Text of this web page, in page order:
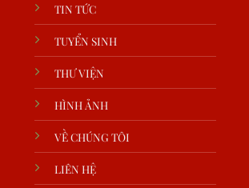
TIN TỨC
TUYỂN SINH
THƯ VIỆN
HÌNH ẢNH
VỀ CHÚNG TÔI
LIÊN HỆ